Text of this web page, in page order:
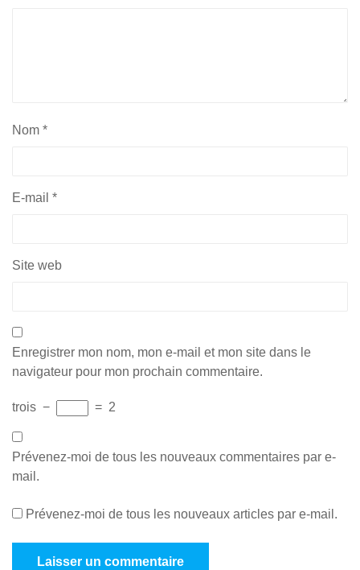
Nom *
E-mail *
Site web
Enregistrer mon nom, mon e-mail et mon site dans le
navigateur pour mon prochain commentaire.
trois − = 2
Prévenez-moi de tous les nouveaux commentaires par e-
mail.
Prévenez-moi de tous les nouveaux articles par e-mail.